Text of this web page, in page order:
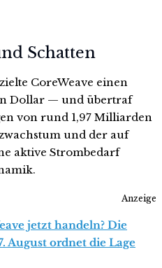
Schatten
CoreWeave einen
Dollar — und übertraf
von rund 1,97 Milliarden
und der auf
aktive Strombedarf
Anzeige
jetzt handeln? Die
August ordnet die Lage